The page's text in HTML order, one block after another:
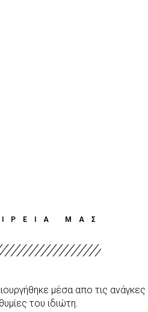
ΜΑΣ
μέσα απο τις ανάγκες
του ιδιώτη.